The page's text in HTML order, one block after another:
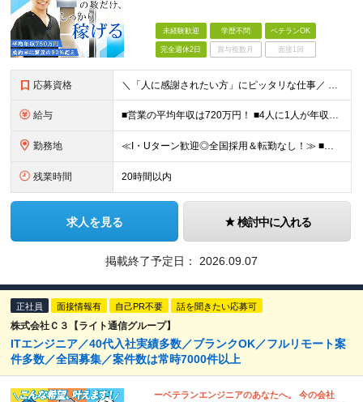
未経験歓迎 学歴不問 ベテランOK
完全週休2日 賞与複数月 面接1回
応募資格 ＼「人に感謝されたい方」にピッタリな仕事／ ★第二新卒歓迎・社会人デビューもOK ◆職種・業種未経験OK ◆学歴不問 ★特別なスキルはいりません メンバーに共通しているのは、「何事にも素直に取り組め
給与 ■営業の平均年収は720万円！ ■4人に1人が年収1000万円超え 月給27万円～100万円+インセンティブ(平均月20～40万円程) ＜インセンティブ制度について＞ 当社では創業以来、頑張ったら
勤務地 ≪I・Uターン歓迎◎全国採用＆転勤なし！≫ ■下記エリアにある病院やクリニックでの勤務となります。 ※ご自宅からクリニックへは直行直帰です ＼★マークのついている店舗で積極採用実施中！／ 【関東エリ
残業時間 20時間以内
求人を見る 検討中に入れる
掲載終了予定日： 2026.09.07
正社員 面接情報有 自己PR不要 話を聞きたい応募可
株式会社Ｃ３【ライト通信グループ】
ITエンジニア／40代入社実績多数／ブランクOK／フルリモート案
件多数／全国募集／案件数は常時7000件以上
ーベテランエンジニアのあなたへ。 今の会社